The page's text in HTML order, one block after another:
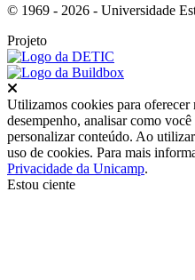
© 1969 - 2026 - Universidade
Projeto
Utilizamos cookies para
desempenho, analisar como
personalizar conteúdo. Ao
uso de cookies. Para mais
Privacidade da Unicamp.
Estou ciente